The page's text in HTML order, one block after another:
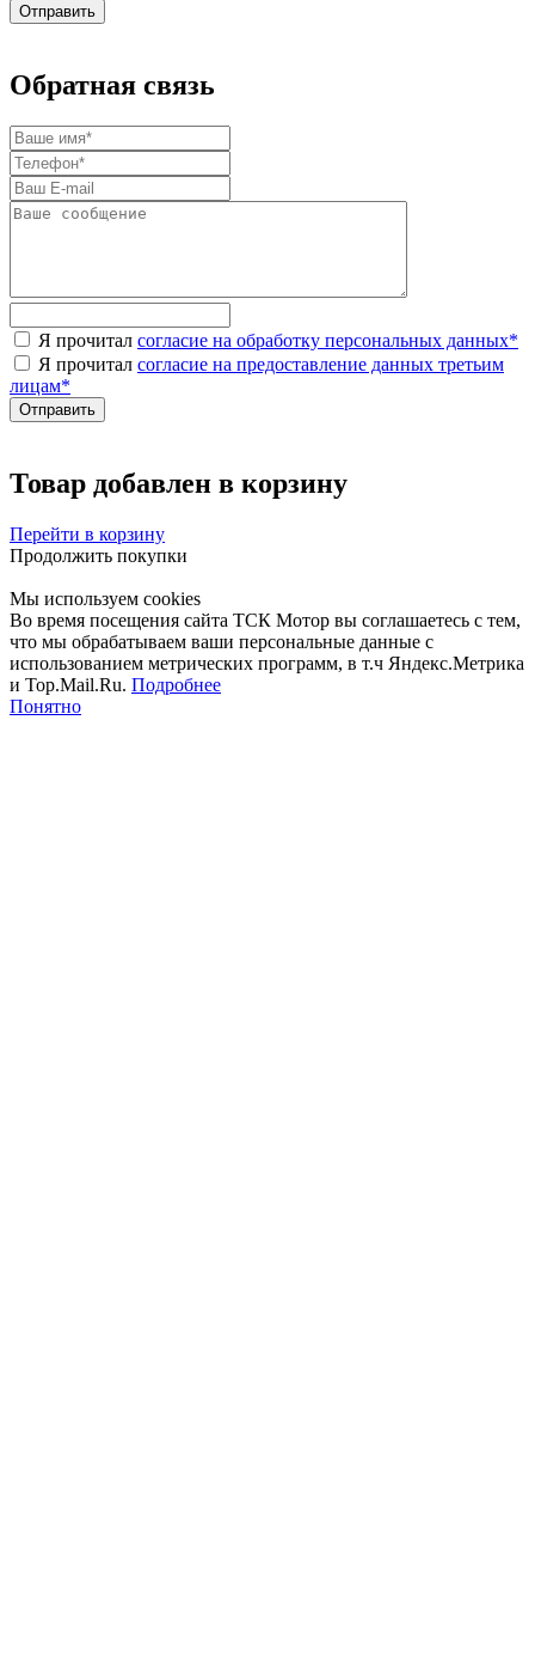
Обратная связь
Я прочитал согласие на обработку персональных данных*
Я прочитал согласие на предоставление данных третьим
лицам*
Товар добавлен в корзину
Перейти в корзину
Продолжить покупки
Мы используем cookies
Во время посещения сайта ТСК Мотор вы соглашаетесь с тем,
что мы обрабатываем ваши персональные данные с
использованием метрических программ, в т.ч Яндекс.Метрика
и Top.Mail.Ru. Подробнее
Понятно